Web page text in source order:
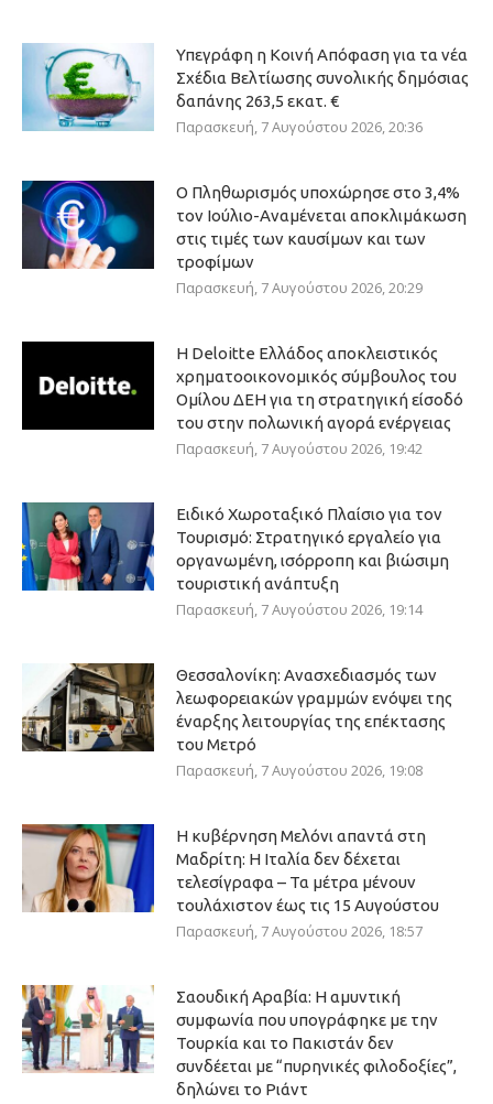
Υπεγράφη η Κοινή Απόφαση για τα νέα
Σχέδια Βελτίωσης συνολικής δημόσιας
δαπάνης 263,5 εκατ. €
Παρασκευή, 7 Αυγούστου 2026, 20:36
Ο Πληθωρισμός υποχώρησε στο 3,4%
τον Ιούλιο-Αναμένεται αποκλιμάκωση
στις τιμές των καυσίμων και των
τροφίμων
Παρασκευή, 7 Αυγούστου 2026, 20:29
Η Deloitte Ελλάδος αποκλειστικός
χρηματοοικονομικός σύμβουλος του
Ομίλου ΔΕΗ για τη στρατηγική είσοδό
του στην πολωνική αγορά ενέργειας
Παρασκευή, 7 Αυγούστου 2026, 19:42
Ειδικό Χωροταξικό Πλαίσιο για τον
Τουρισμό: Στρατηγικό εργαλείο για
οργανωμένη, ισόρροπη και βιώσιμη
τουριστική ανάπτυξη
Παρασκευή, 7 Αυγούστου 2026, 19:14
Θεσσαλονίκη: Ανασχεδιασμός των
λεωφορειακών γραμμών ενόψει της
έναρξης λειτουργίας της επέκτασης
του Μετρό
Παρασκευή, 7 Αυγούστου 2026, 19:08
Η κυβέρνηση Μελόνι απαντά στη
Μαδρίτη: Η Ιταλία δεν δέχεται
τελεσίγραφα – Τα μέτρα μένουν
τουλάχιστον έως τις 15 Αυγούστου
Παρασκευή, 7 Αυγούστου 2026, 18:57
Σαουδική Αραβία: Η αμυντική
συμφωνία που υπογράφηκε με την
Τουρκία και το Πακιστάν δεν
συνδέεται με “πυρηνικές φιλοδοξίες”,
δηλώνει το Ριάντ